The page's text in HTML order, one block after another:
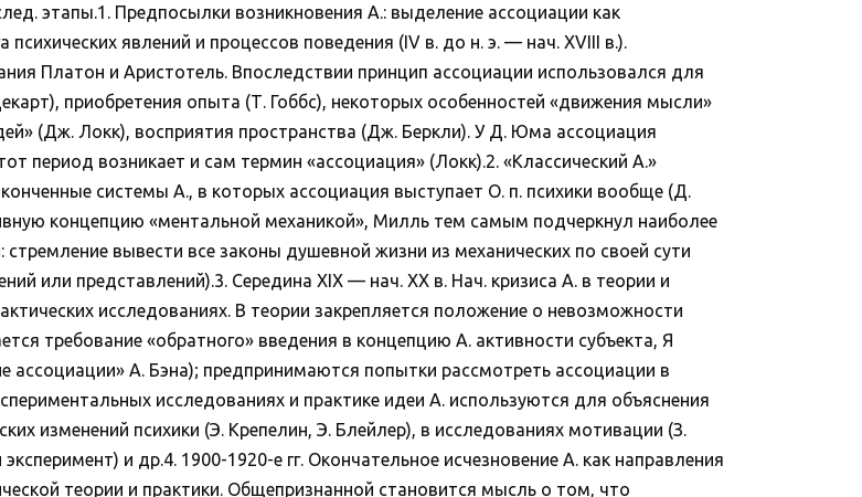
этапы.1. Предпосылки возникновения А.: выделение ассоциации как
явлений и процессов поведения (IV в. до н. э. — нач. XVIII в.).
Платон и Аристотель. Впоследствии принцип ассоциации использовался для
приобретения опыта (Т. Гоббс), некоторых особенностей «движения мысли»
(Дж. Локк), восприятия пространства (Дж. Беркли). У Д. Юма ассоциация
период возникает и сам термин «ассоциация» (Локк).2. «Классический А.»
системы А., в которых ассоциация выступает О. п. психики вообще (Д.
концепцию «ментальной механикой», Милль тем самым подчеркнул наиболее
вывести все законы душевной жизни из механических по своей сути
или представлений).3. Середина XIX — нач. XX в. Нач. кризиса А. в теории и
исследованиях. В теории закрепляется положение о невозможности
требование «обратного» введения в концепцию А. активности субъекта, Я
А. Бэна); предпринимаются попытки рассмотреть ассоциации в
исследованиях и практике идеи А. используются для объяснения
изменений психики (Э. Крепелин, Э. Блейлер), в исследованиях мотивации (З.
и др.4. 1900-1920-е гг. Окончательное исчезновение А. как направления
теории и практики. Общепризнанной становится мысль о том, что